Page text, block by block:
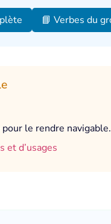
📘 Verbes du
le rendre navigable.
et d’usages